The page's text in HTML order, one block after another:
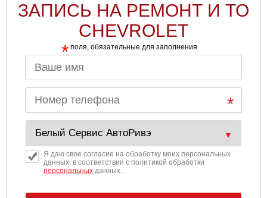
ЗАПИСЬ НА РЕМОНТ И ТО
CHEVROLET
* поля, обязательные для заполнения
Я даю свое согласие на обработку моих персональных
данных, в соответствии с политикой обработки
персональныхданных.